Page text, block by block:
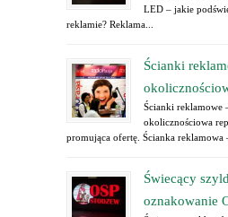
LED – jakie
reklamie? Reklama...
Ścianki
Ścianki reklamowe
okolicznościowa
promująca ofertę. Ścianka reklamowa
Świecący
oznakowanie